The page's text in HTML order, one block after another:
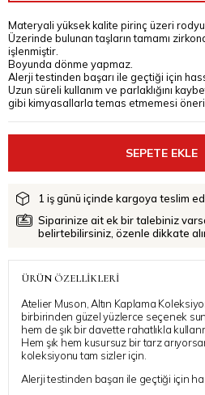
Materyali yüksek kalite pirinç üzeri
Üzerinde bulunan taşların tamamı
işlenmiştir.
Boyunda dönme yapmaz.
Alerji testinden başarı ile geçtiği için
Uzun süreli kullanım ve parlaklığını
gibi kimyasallarla temas etmemesi
1 iş günü içinde kargoya teslim
Siparinize ait ek bir talebiniz
belirtebilirsiniz, özenle dikkate
ÜRÜN ÖZELLIKLERI
Atelier Muson, Altın Kaplama
birbirinden güzel yüzlerce seçenek
hem de şık bir davette rahatlıkla
Hem şık hem kusursuz bir tarz
koleksiyonu tam sizler için.
Alerji testinden başarı ile geçtiği için